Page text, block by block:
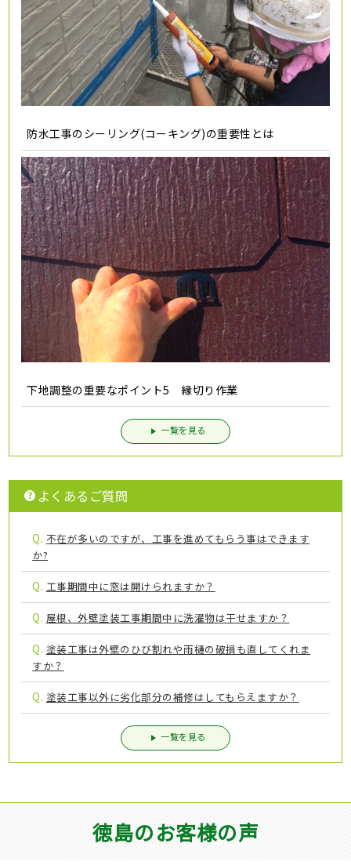
防水工事のシーリング(コーキング)の重要性とは
下地調整の重要なポイント5 縁切り作業
一覧を見る
よくあるご質問
Q. 不在が多いのですが、工事を進めてもらう事はできます
か?
Q. 工事期間中に窓は開けられますか？
Q. 屋根、外壁塗装工事期間中に洗濯物は干せますか？
Q. 塗装工事は外壁のひび割れや雨樋の破損も直してくれま
すか？
Q. 塗装工事以外に劣化部分の補修はしてもらえますか？
一覧を見る
徳島のお客様の声